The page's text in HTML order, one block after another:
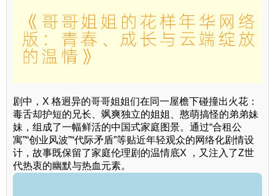
剧中，X 格迥异的哥哥姐姐们在同一屋檐下碰撞出火花：
毒舌却护短的兄长、飒爽独立的姐姐、憨萌搞怪的弟弟妹
妹，组成了一幅鲜活的中国式家庭图景。通过“合租公
寓”“创业风波”“代际矛盾”等贴近年轻观众的网络化剧情设
计，故事既保留了家庭伦理剧的温情底X ，又注入了Z世
代热衷的幽默与热血元素。